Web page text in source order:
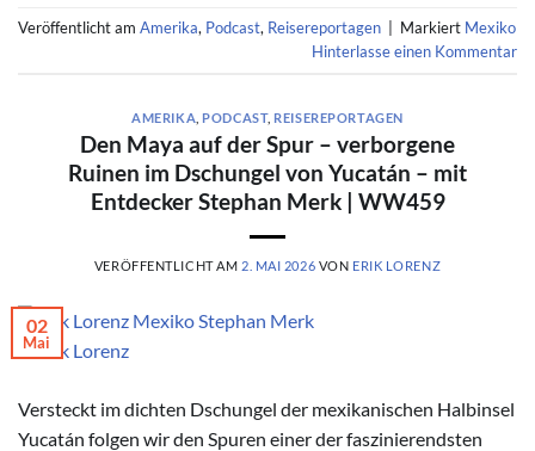
Veröffentlicht am Amerika, Podcast, Reisereportagen Markiert Mexiko
Hinterlasse einen Kommentar
AMERIKA PODCAST, REISEREPORTAGEN
Den Maya auf der Spur – verborgene
Ruinen im Dschungel von Yucatán – mit
Entdecker Stephan Merk | WW459
VERÖFFENTLICHT AM 2. MAI 2026 VON ERIK LORENZ
© Erik Lorenz
02
Mai
Versteckt im dichten Dschungel der mexikanischen Halbinsel
Yucatán folgen wir den Spuren einer der faszinierendsten